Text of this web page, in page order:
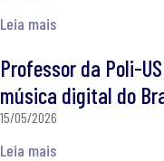
Leia mais
Professor da Poli-
música digital do
15/05/2026
Leia mais